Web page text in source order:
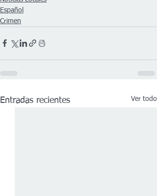
Español
Crimen
Entradas recientes Ver todo